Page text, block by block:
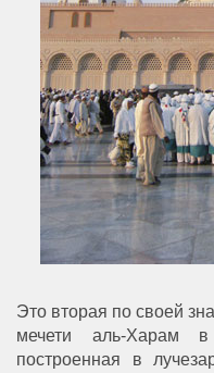
Это вторая по своей
мечети аль-Харам
построенная в